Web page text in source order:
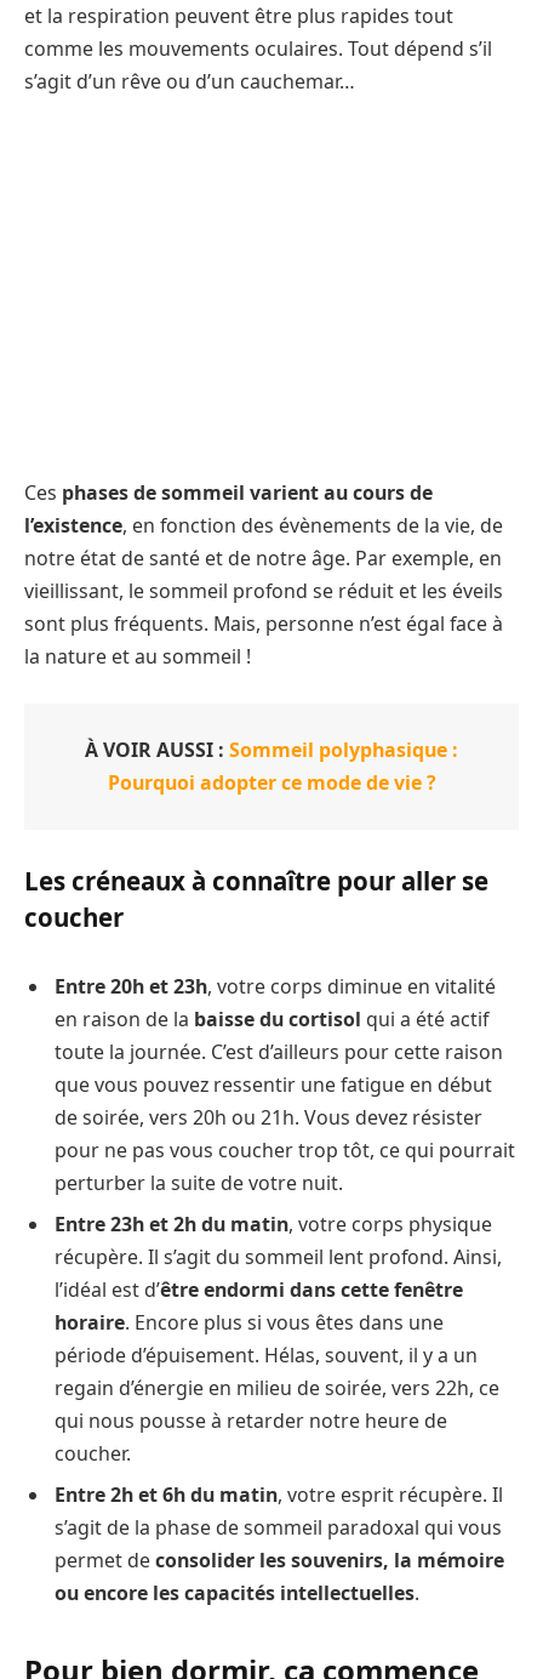
et la respiration peuvent être plus rapides tout
comme les mouvements oculaires. Tout dépend s’il
s’agit d’un rêve ou d’un cauchemar…
Ces phases de sommeil varient au cours de
l’existence, en fonction des évènements de la vie, de
notre état de santé et de notre âge. Par exemple, en
vieillissant, le sommeil profond se réduit et les éveils
sont plus fréquents. Mais, personne n’est égal face à
la nature et au sommeil !
À VOIR AUSSI : Sommeil polyphasique :
Pourquoi adopter ce mode de vie ?
Les créneaux à connaître pour aller se
coucher
Entre 20h et 23h, votre corps diminue en vitalité
en raison de la baisse du cortisol qui a été actif
toute la journée. C’est d’ailleurs pour cette raison
que vous pouvez ressentir une fatigue en début
de soirée, vers 20h ou 21h. Vous devez résister
pour ne pas vous coucher trop tôt, ce qui pourrait
perturber la suite de votre nuit.
Entre 23h et 2h du matin, votre corps physique
récupère. Il s’agit du sommeil lent profond. Ainsi,
l’idéal est d’être endormi dans cette fenêtre
horaire. Encore plus si vous êtes dans une
période d’épuisement. Hélas, souvent, il y a un
regain d’énergie en milieu de soirée, vers 22h, ce
qui nous pousse à retarder notre heure de
coucher.
Entre 2h et 6h du matin, votre esprit récupère. Il
s’agit de la phase de sommeil paradoxal qui vous
permet deconsolider les souvenirs, la mémoire
ou encore les capacités intellectuelles.
Pour bien dormir, ça commence